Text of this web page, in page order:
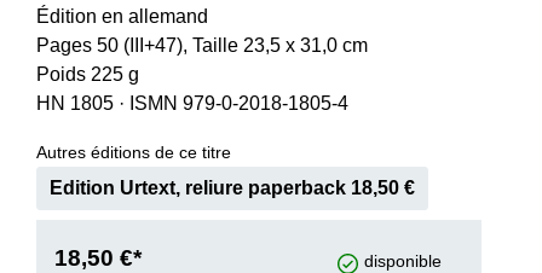
Édition en allemand
Pages 50 (III+47), Taille 23,5 x 31,0 cm
Poids 225 g
HN 1805 · ISMN 979-0-2018-1805-4
Autres éditions de ce titre
Edition Urtext, reliure paperback 18,50 €
18,50 €* disponible